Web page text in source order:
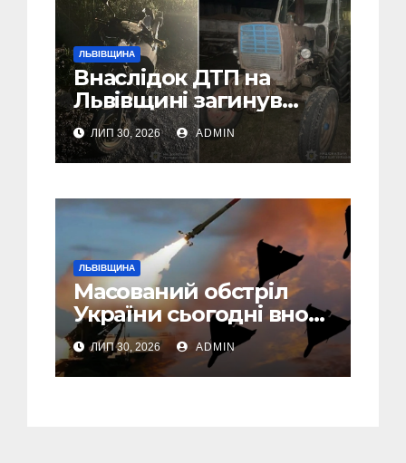
ЛЬВІВЩИНА
Внаслідок ДТП на
Львівщині загинув
малолітній водій
скутера, а
неповнолітній
ЛИП 30, 2026 ADMIN
ЛЬВІВЩИНА
Масований обстріл
України сьогодні вночі:
У Львові пошкоджені
дві багатоповерхівки
ЛИП 30, 2026 ADMIN